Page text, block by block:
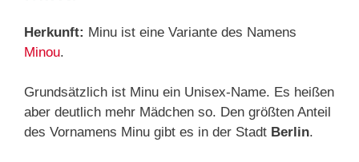
Herkunft: Minu ist eine Variante des Namens
Minou.
Grundsätzlich ist Minu ein Unisex-Name. Es heißen
aber deutlich mehr Mädchen so. Den größten Anteil
des Vornamens Minu gibt es in der Stadt Berlin.